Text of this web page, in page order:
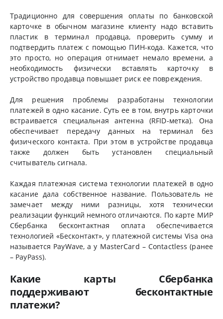
Традиционно для совершения оплаты по банковской
карточке в обычном магазине клиенту надо вставить
пластик в терминал продавца, проверить сумму и
подтвердить платеж с помощью ПИН-кода. Кажется, что
это просто, но операция отнимает немало времени, а
необходимость физически вставлять карточку в
устройство продавца повышает риск ее повреждения.
Для решения проблемы разработаны технологии
платежей в одно касание. Суть ее в том, внутрь карточки
встраивается специальная антенна (RFID-метка). Она
обеспечивает передачу данных на терминал без
физического контакта. При этом в устройстве продавца
также должен быть установлен специальный
считыватель сигнала.
Каждая платежная система технологии платежей в одно
касание дала собственное название. Пользователь не
замечает между ними разницы, хотя технически
реализации функций немного отличаются. По карте МИР
Сбербанка бесконтактная оплата обеспечивается
технологией «Бесконтакт», у платежной системы Visa она
называется PayWave, а у MasterCard – Contactless (ранее
– PayPass).
Какие карты Сбербанка
поддерживают бесконтактные
платежи?